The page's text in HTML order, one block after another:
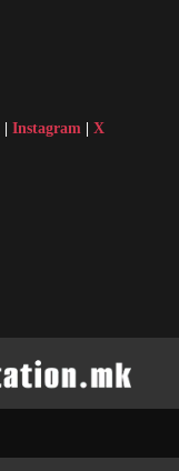
| Instagram | X